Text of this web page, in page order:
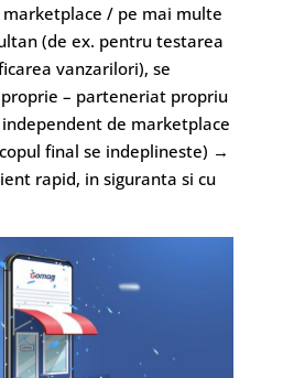
marketplace / pe mai multe
(de ex. pentru testarea
vanzarilori), se
– parteneriat propriu
de marketplace
final se indeplineste) →
rapid, in siguranta si cu